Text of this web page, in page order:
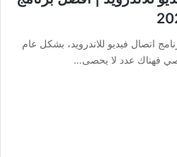
اتصال فيديو للاندرويد، بشكل عام
فهناك عدد لا يحصى…